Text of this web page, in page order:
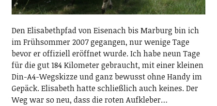
Den Elisabethpfad von Eisenach bis Marburg bin ich
im Frühsommer 2007 gegangen, nur wenige Tage
bevor er offiziell eröffnet wurde. Ich habe neun Tage
für die gut 184 Kilometer gebraucht, mit einer kleinen
Din-A4-Wegskizze und ganz bewusst ohne Handy im
Gepäck. Elisabeth hatte schließlich auch keines. Der
Weg war so neu, dass die roten Aufkleber…